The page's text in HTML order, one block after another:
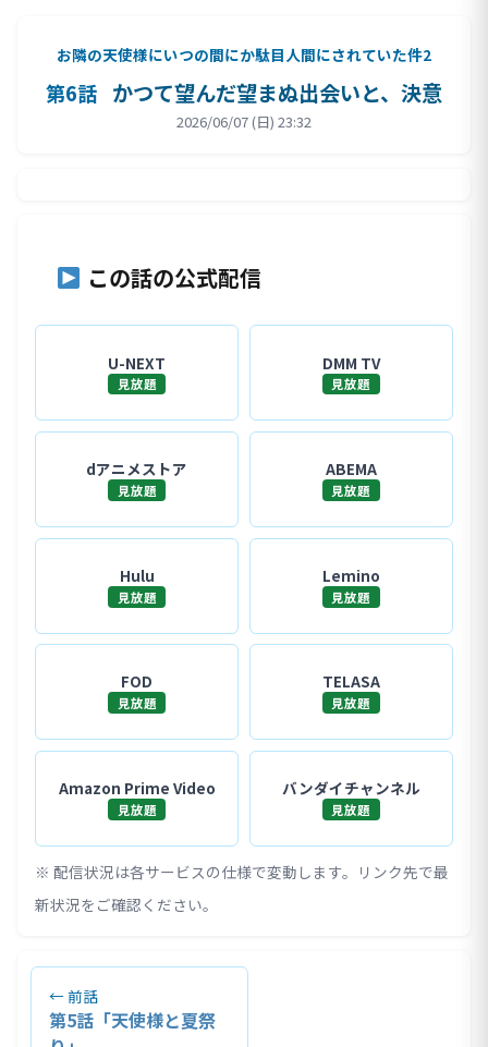
お隣の天使様にいつの間にか駄目人間にされていた件2
第6話 かつて望んだ望まぬ出会いと、決意
2026/06/07 (日) 23:32
この話の公式配信
U-NEXT
見放題
DMM TV
見放題
dアニメストア
見放題
ABEMA
見放題
Hulu
見放題
Lemino
見放題
FOD
見放題
TELASA
見放題
Amazon Prime Video
見放題
バンダイチャンネル
見放題
※ 配信状況は各サービスの仕様で変動します。リンク先で最
新状況をご確認ください。
← 前話
第5話「天使様と夏祭